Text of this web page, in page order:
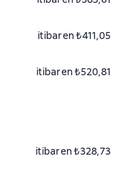
itibaren ₺411,05
itibaren ₺520,81
itibaren ₺328,73